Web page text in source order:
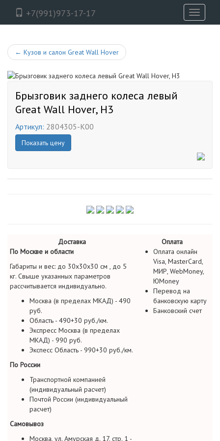
+7(991)973-17-17
Toggle
← Кузов и салон Great Wall Hover
Брызговик заднего колеса левый
Great Wall Hover, H3
Артикул: 2804305-K00
Показать цену
Доставка
Оплата
По Москве и области
Габариты и вес: до 30х30х30 см , до 5
кг. Свыше указанных параметров
рассчитывается индивидуально.
Москва (в пределах МКАД) - 490
руб.
Область - 490+30 руб./км.
Экспресс Москва (в пределах
МКАД) - 990 руб.
Экспесс Область - 990+30 руб./км.
По России
Транспортной компанией
(индивидуальный расчет)
Почтой России (индивидуальный
расчет)
Самовывоз
Москва, ул. Амурская д. 17, стр. 1 -
Оплата онлайн
Visa, MasterCard,
МИР, WebMoney,
ЮMoney
Перевод на
банковскую карту
Банковский счет